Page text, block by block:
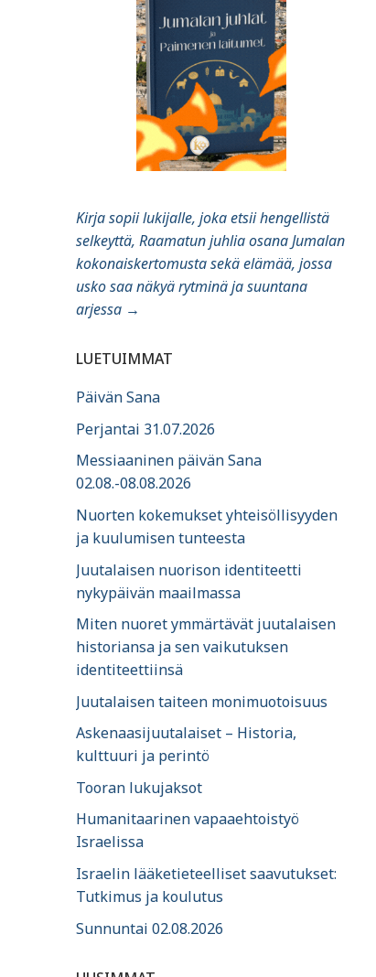
Kirja sopii lukijalle, joka etsii hengellistä
selkeyttä, Raamatun juhlia osana Jumalan
kokonaiskertomusta sekä elämää, jossa
usko saa näkyä rytminä ja suuntana
arjessa →
LUETUIMMAT
Päivän Sana
Perjantai 31.07.2026
Messiaaninen päivän Sana
02.08.-08.08.2026
Nuorten kokemukset yhteisöllisyyden
ja kuulumisen tunteesta
Juutalaisen nuorison identiteetti
nykypäivän maailmassa
Miten nuoret ymmärtävät juutalaisen
historiansa ja sen vaikutuksen
identiteettiinsä
Juutalaisen taiteen monimuotoisuus
Askenaasijuutalaiset – Historia,
kulttuuri ja perintö
Tooran lukujaksot
Humanitaarinen vapaaehtoistyö
Israelissa
Israelin lääketieteelliset saavutukset:
Tutkimus ja koulutus
Sunnuntai 02.08.2026